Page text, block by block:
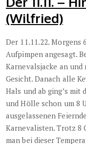
(Wilfried)
Der 11.11.22. Morgens
Aufpimpen angesagt.
Karnevalsjacke an und
Gesicht. Danach alle
Hals und ab ging’s mit
und Hölle schon um 8
ausgelassenen
Karnevalisten. Trotz 8
man bei dieser